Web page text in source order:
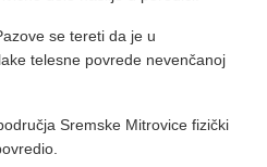
se tereti da je u
telesne povrede nevenčanoj
Sremske Mitrovice fizički